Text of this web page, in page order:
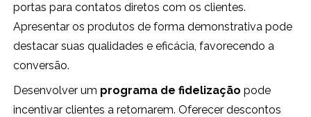
portas para contatos diretos com os clientes.
Apresentar os produtos de forma demonstrativa pode
destacar suas qualidades e eficácia, favorecendo a
conversão.
Desenvolver um programa de fidelização pode
incentivar clientes a retornarem. Oferecer descontos